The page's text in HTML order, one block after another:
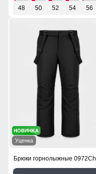
48 50 52 54 56
Уценка
Брюки горнолыжные 0972Ch